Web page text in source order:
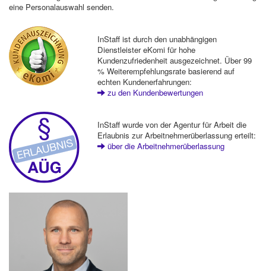
eine Personalauswahl senden.
InStaff ist durch den unabhängigen
Dienstleister eKomi für hohe
Kundenzufriedenheit ausgezeichnet. Über 99
% Weiterempfehlungsrate basierend auf
echten Kundenerfahrungen:
zu den Kundenbewertungen
InStaff wurde von der Agentur für Arbeit die
Erlaubnis zur Arbeitnehmerüberlassung erteilt:
über die Arbeitnehmerüberlassung